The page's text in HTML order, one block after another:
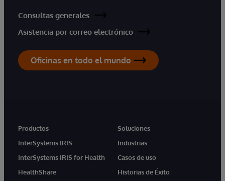
Consultas generales
Asistencia por correo electrónico
Oficinas en todo el mundo
Productos
InterSystems IRIS
InterSystems IRIS for Health
HealthShare
Soluciones
Industrias
Casos de uso
Historias de Éxito